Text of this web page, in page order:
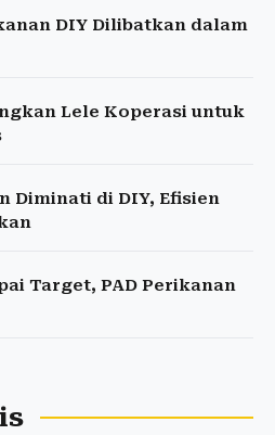
DIY Dilibatkan dalam
Lele Koperasi untuk
Diminati di DIY, Efisien
Target, PAD Perikanan